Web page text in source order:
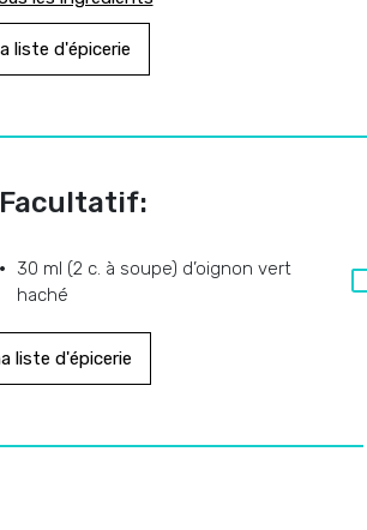
liste d'épicerie
Facultatif:
30 ml (2 c. à soupe) d’oignon vert
haché
liste d'épicerie